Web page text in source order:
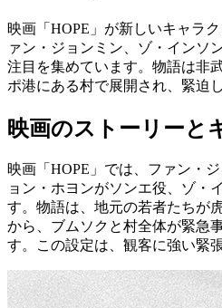
映画「HOPE」が新しいキャラ
ァン・ジョンミン、ゾ・インソ
注目を集めています。物語は非
ポ港にある村で展開され、緊迫
映画のストーリーと
映画「HOPE」では、ファン・
ョン・ホヨンがソンエ役、ゾ・
す。物語は、地元の若者たちが
から、ブムソクと村全体が緊急
す。この設定は、観客に強い緊